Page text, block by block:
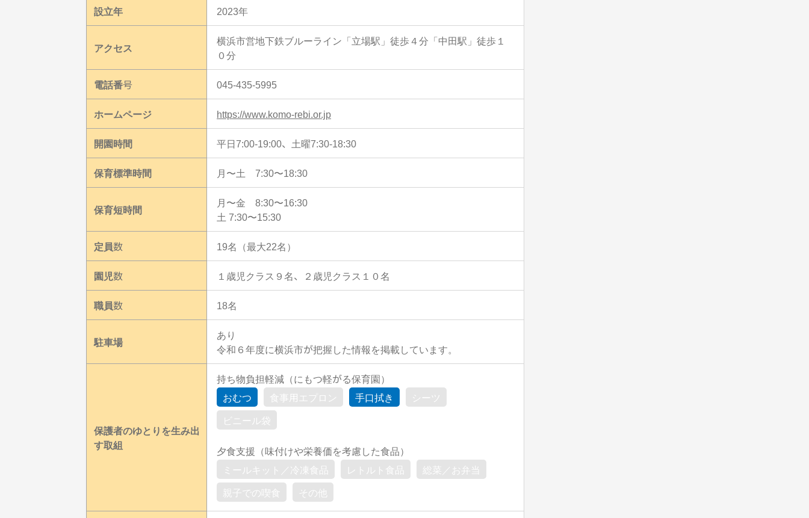
設立年 2023年
アクセス
横浜市営地下鉄ブルーライン「立場駅」徒歩４分「中田駅」徒歩１
０分
電話番号 045-435-5995
ホームページ https://www.komo-rebi.or.jp
開園時間 平日7:00-19:00、土曜7:30-18:30
保育標準時間 月〜土 7:30〜18:30
保育短時間
月〜金 8:30〜16:30
土 7:30〜15:30
定員数 19名（最大22名）
園児数 １歳児クラス９名、２歳児クラス１０名
職員数 18名
駐車場
あり
令和６年度に横浜市が把握した情報を掲載しています。
保護者のゆとりを生み出
す取組
持ち物負担軽減（にもつ軽がる保育園）
おむつ
食事用エプロン 手口拭き
シーツ
ビニール袋
夕食支援（味付けや栄養価を考慮した食品）
ミールキット／冷凍食品
レトルト食品
総菜／お弁当
親子での喫食
その他